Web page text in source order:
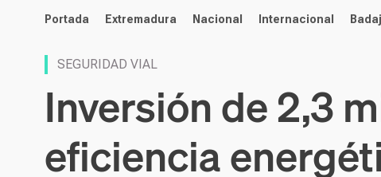
noticias
Portada Extremadura Nacional Internacional
SEGURIDAD VIAL
Inversión de 2,3
eficiencia